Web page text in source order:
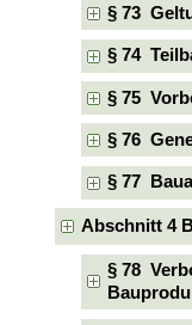
§ 73
§ 74
§ 75
§ 76
§ 77
Abschnitt 4
§ 78